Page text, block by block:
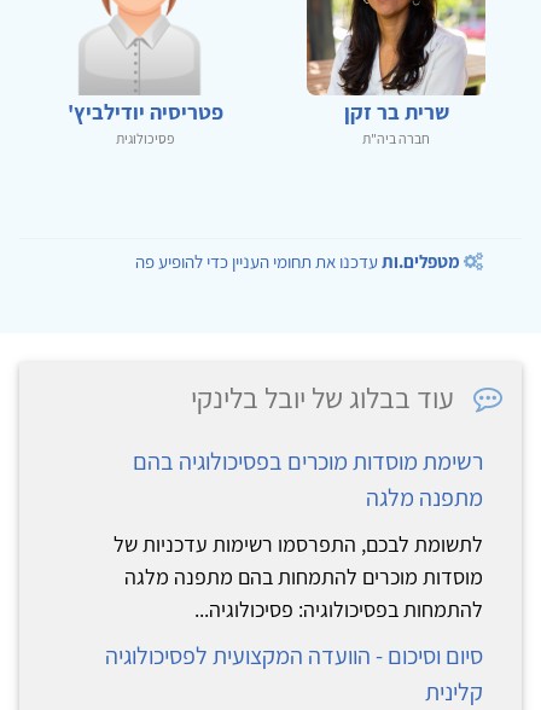
שרית בר זקן
חברה ביה"ת
פטריסיה יודילביץ'
פסיכולוגית
מטפלים.ותעדכנו את תחומי העניין כדי להופיע פה
עוד בבלוג של יובל בלינקי
רשימת מוסדות מוכרים בפסיכולוגיה בהם
מתפנה מלגה
לתשומת לבכם, התפרסמו רשימות עדכניות של
מוסדות מוכרים להתמחות בהם מתפנה מלגה
להתמחות בפסיכולוגיה: פסיכולוגיה...
סיום וסיכום - הוועדה המקצועית לפסיכולוגיה
קלינית